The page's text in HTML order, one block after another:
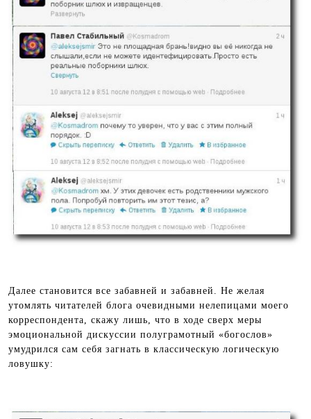
Далее становится все забавней и забавней. Не желая
утомлять читателей блога очевидными нелепицами моего
корреспондента, скажу лишь, что в ходе сверх меры
эмоциональной дискуссии полуграмотный «богослов»
умудрился сам себя загнать в классическую логическую
ловушку: